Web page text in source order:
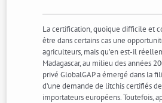
La certification, quoique difficile et
être dans certains cas une
agriculteurs, mais qu’en est-il
Madagascar, au milieu des années
privé GlobalGAP a émergé dans la
d’une demande de litchis certifiés
importateurs européens. Toutefois,